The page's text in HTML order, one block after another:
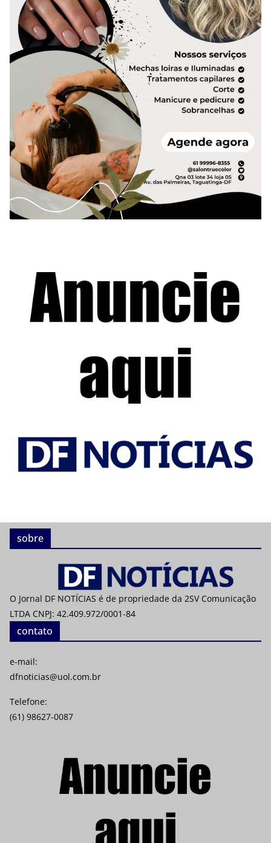
sobre
O Jornal DF NOTÍCIAS é de propriedade da 2SV Comunicação
LTDA CNPJ: 42.409.972/0001-84
contato
e-mail:
dfnoticias@uol.com.br
Telefone:
(61) 98627-0087